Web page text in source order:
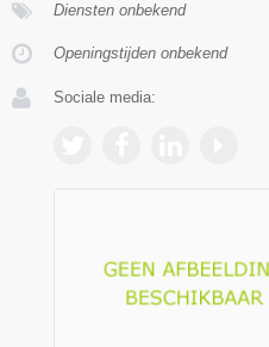
Diensten onbekend
Openingstijden onbekend
Sociale media: